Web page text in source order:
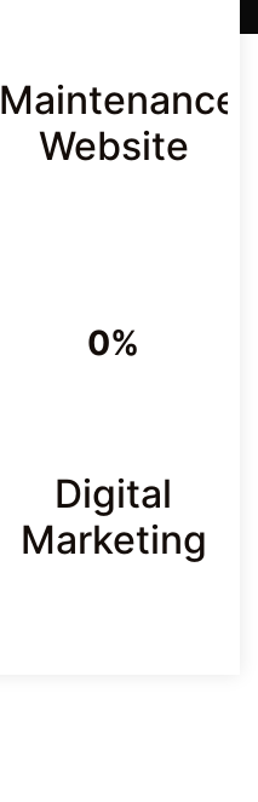
Maintenance
Website
0%
Digital
Marketing